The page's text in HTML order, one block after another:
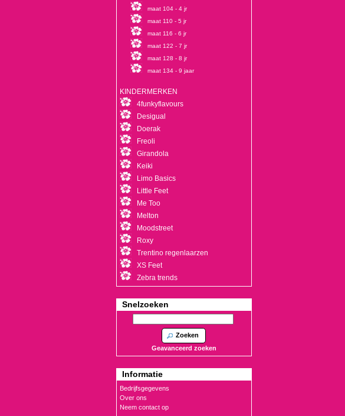
maat 104 - 4 jr
maat 110 - 5 jr
maat 116 - 6 jr
maat 122 - 7 jr
maat 128 - 8 jr
maat 134 - 9 jaar
KINDERMERKEN
4funkyflavours
Desigual
Doerak
Freoli
Girandola
Keiki
Limo Basics
Little Feet
Me Too
Melton
Moodstreet
Roxy
Trentino regenlaarzen
XS Feet
Zebra trends
Snelzoeken
Zoeken
Geavanceerd zoeken
Informatie
Bedrijfsgegevens
Over ons
Neem contact op